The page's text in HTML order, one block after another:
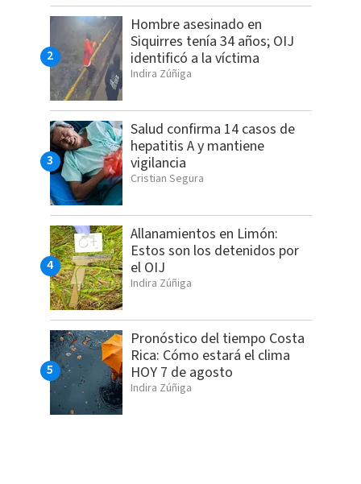
Hombre asesinado en
Siquirres tenía 34 años; OIJ
identificó a la víctima
Indira Zúñiga
Salud confirma 14 casos de
hepatitis A y mantiene
vigilancia
Cristian Segura
Allanamientos en Limón:
Estos son los detenidos por
el OIJ
Indira Zúñiga
Pronóstico del tiempo Costa
Rica: Cómo estará el clima
HOY 7 de agosto
Indira Zúñiga